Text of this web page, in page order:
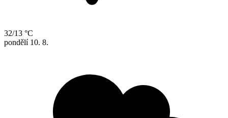
32/13 °C
pondělí 10. 8.